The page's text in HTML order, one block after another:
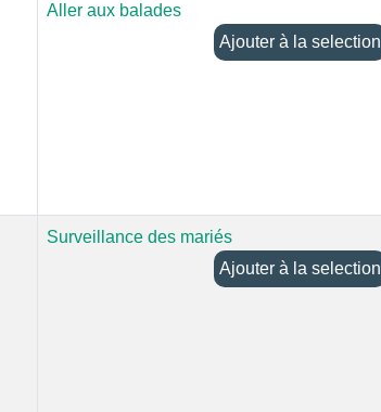
Aller aux balades
Ajouter à la selection
Surveillance des mariés
Ajouter à la selection